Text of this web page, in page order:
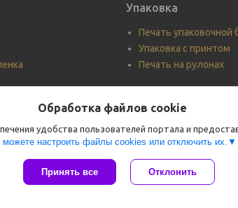
Упаковка
Печать упаковочной
Упаковка с принтом
Печать на рулонах
Сайт создан на платформе Deal.by
Политика обработки файлов cookies
Обработка файлов cookie
удобства пользователей портала и
настроить файлы cookies или отключить их.
Принять все Отклонить